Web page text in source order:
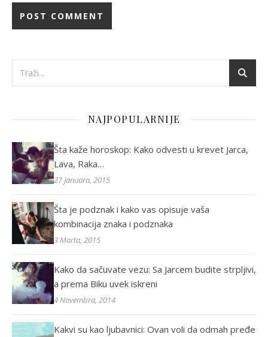
NAJPOPULARNIJE
Šta kaže horoskop: Kako odvesti u krevet Jarca,
Lava, Raka…
27 Januara, 2015
Šta je podznak i kako vas opisuje vaša
kombinacija znaka i podznaka
3 Marta, 2015
Kako da sačuvate vezu: Sa Jarcem budite strpljivi,
a prema Biku uvek iskreni
4 Novembra, 2014
Kakvi su kao ljubavnici: Ovan voli da odmah pređe